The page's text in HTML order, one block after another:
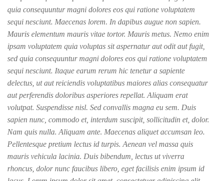
quia consequuntur magni dolores eos qui ratione voluptatem
sequi nesciunt. Maecenas lorem. In dapibus augue non sapien.
Mauris elementum mauris vitae tortor. Mauris metus. Nemo enim
ipsam voluptatem quia voluptas sit aspernatur aut odit aut fugit,
sed quia consequuntur magni dolores eos qui ratione voluptatem
sequi nesciunt. Itaque earum rerum hic tenetur a sapiente
delectus, ut aut reiciendis voluptatibus maiores alias consequatur
aut perferendis doloribus asperiores repellat. Aliquam erat
volutpat. Suspendisse nisl. Sed convallis magna eu sem. Duis
sapien nunc, commodo et, interdum suscipit, sollicitudin et, dolor.
Nam quis nulla. Aliquam ante. Maecenas aliquet accumsan leo.
Pellentesque pretium lectus id turpis. Aenean vel massa quis
mauris vehicula lacinia. Duis bibendum, lectus ut viverra
rhoncus, dolor nunc faucibus libero, eget facilisis enim ipsum id